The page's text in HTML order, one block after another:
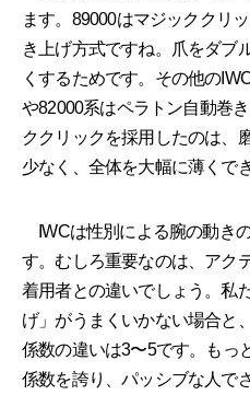
ます。89000はマジッククリ
き上げ方式ですね。爪をダブ
くするためです。その他の
や82000系はペラトン自動巻
ククリックを採用したのは、
少なく、全体を大幅に薄くで
IWCは性別による腕の動き
す。むしろ重要なのは、アク
着用者との違いでしょう。私
げ」がうまくいかない場合と
係数の違いは3〜5です。もっ
係数を誇り、パッシブな人で